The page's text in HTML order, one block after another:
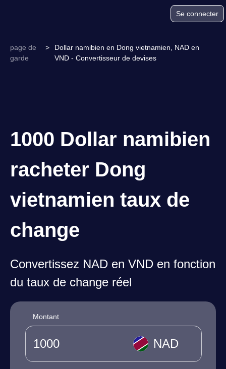
Se connecter
page de
garde
>
Dollar namibien en Dong vietnamien, NAD en
VND - Convertisseur de devises
1000 Dollar namibien
racheter Dong
vietnamien taux de
change
Convertissez NAD en VND en fonction
du taux de change réel
Montant
NAD